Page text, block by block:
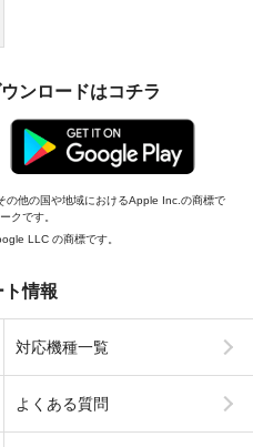
ンロードはコチラ
他の国や地域におけるApple Inc.の商標で
クです。
LLC の商標です。
情報
対応機種一覧
よくある質問